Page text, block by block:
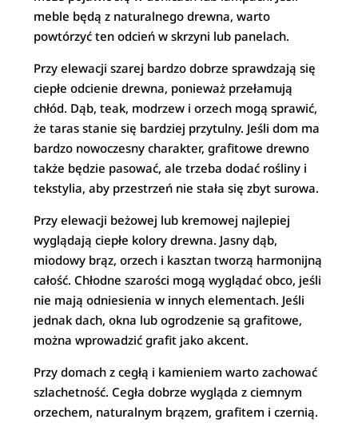
meble będą z naturalnego drewna, warto
powtórzyć ten odcień w skrzyni lub panelach.
Przy elewacji szarej bardzo dobrze sprawdzają się
ciepłe odcienie drewna, ponieważ przełamują
chłód. Dąb, teak, modrzew i orzech mogą sprawić,
że taras stanie się bardziej przytulny. Jeśli dom ma
bardzo nowoczesny charakter, grafitowe drewno
także będzie pasować, ale trzeba dodać rośliny i
tekstylia, aby przestrzeń nie stała się zbyt surowa.
Przy elewacji beżowej lub kremowej najlepiej
wyglądają ciepłe kolory drewna. Jasny dąb,
miodowy brąz, orzech i kasztan tworzą harmonijną
całość. Chłodne szarości mogą wyglądać obco, jeśli
nie mają odniesienia w innych elementach. Jeśli
jednak dach, okna lub ogrodzenie są grafitowe,
można wprowadzić grafit jako akcent.
Przy domach z cegłą i kamieniem warto zachować
szlachetność. Cegła dobrze wygląda z ciemnym
orzechem, naturalnym brązem, grafitem i czernią.